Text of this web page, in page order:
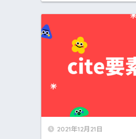
2021年12月21日